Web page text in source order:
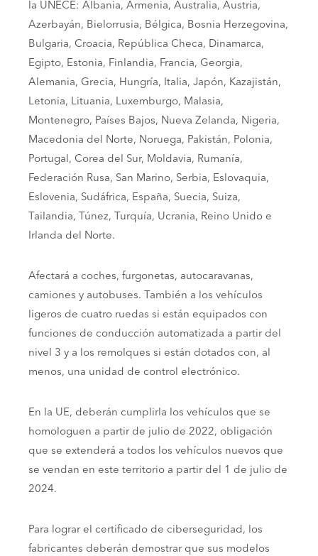
la UNECE: Albania, Armenia, Australia, Austria,
Azerbayán, Bielorrusia, Bélgica, Bosnia Herzegovina,
Bulgaria, Croacia, República Checa, Dinamarca,
Egipto, Estonia, Finlandia, Francia, Georgia,
Alemania, Grecia, Hungría, Italia, Japón, Kazajistán,
Letonia, Lituania, Luxemburgo, Malasia,
Montenegro, Países Bajos, Nueva Zelanda, Nigeria,
Macedonia del Norte, Noruega, Pakistán, Polonia,
Portugal, Corea del Sur, Moldavia, Rumanía,
Federación Rusa, San Marino, Serbia, Eslovaquia,
Eslovenia, Sudáfrica, España, Suecia, Suiza,
Tailandia, Túnez, Turquía, Ucrania, Reino Unido e
Irlanda del Norte.
Afectará a coches, furgonetas, autocaravanas,
camiones y autobuses. También a los vehículos
ligeros de cuatro ruedas si están equipados con
funciones de conducción automatizada a partir del
nivel 3 y a los remolques si están dotados con, al
menos, una unidad de control electrónico.
En la UE, deberán cumplirla los vehículos que se
homologuen a partir de julio de 2022, obligación
que se extenderá a todos los vehículos nuevos que
se vendan en este territorio a partir del 1 de julio de
2024.
Para lograr el certificado de ciberseguridad, los
fabricantes deberán demostrar que sus modelos